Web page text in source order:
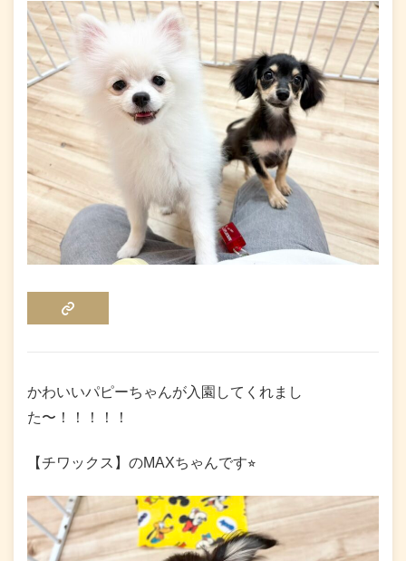
かわいいパピーちゃんが入園してくれまし
た〜！！！！！
【チワックス】のMAXちゃんです⭐︎